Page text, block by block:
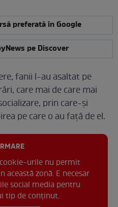
preferată în Google
pe Discover
fanii l-au asaltat pe
care mai de care mai
prin care-și
pe care o au față de el.
urile nu permit
zonă. E necesar
social media pentru
tip de conținut.